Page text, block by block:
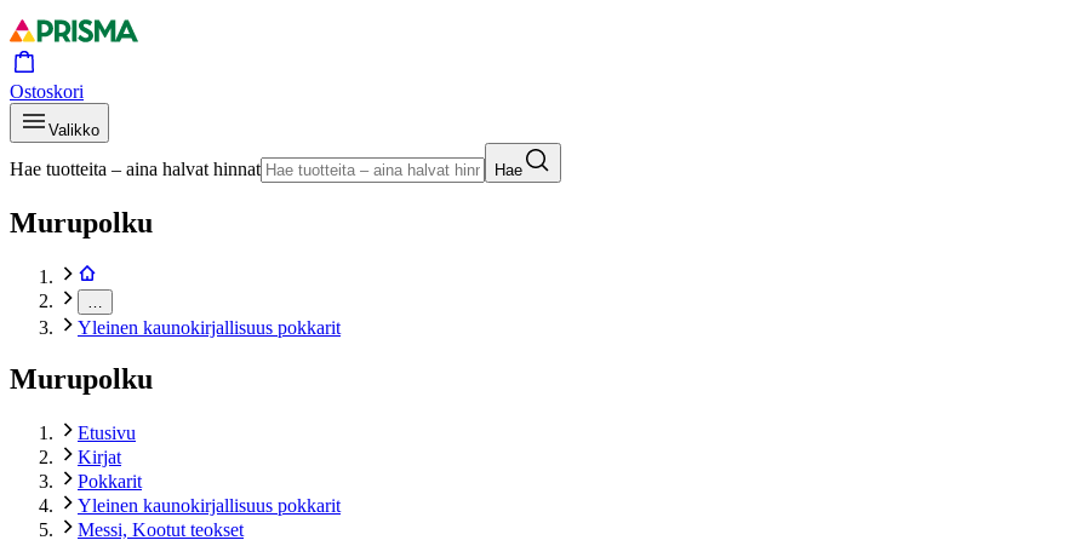
Ostoskori
Valikko
Hae tuotteita – aina halvat hinnat Hae
Murupolku
Yleinen kaunokirjallisuus pokkarit
Murupolku
Etusivu
Kirjat
Pokkarit
Yleinen kaunokirjallisuus pokkarit
Messi, Kootut teokset